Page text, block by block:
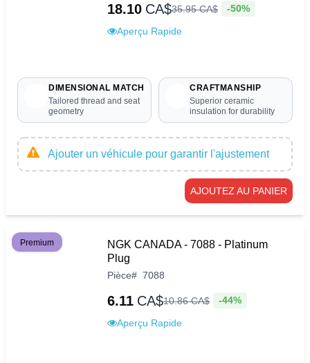
18.10 CA$35.95CA$ -50%
Aperçu Rapide
DIMENSIONAL MATCH
Tailored thread and seat
geometry
CRAFTMANSHIP
Superior ceramic
insulation for durability
Ajouter un véhicule pour garantir l'ajustement
AJOUTEZ AU PANIER
Premium
NGK CANADA - 7088 - Platinum
Plug
Pièce# 7088
6.11 CA$10.86CA$ -44%
Aperçu Rapide